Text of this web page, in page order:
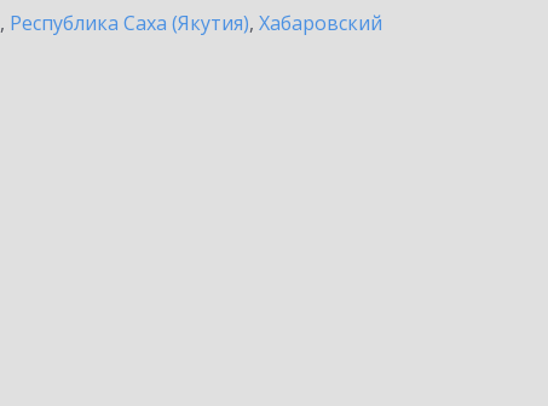
, Республика Саха (Якутия), Хабаровский